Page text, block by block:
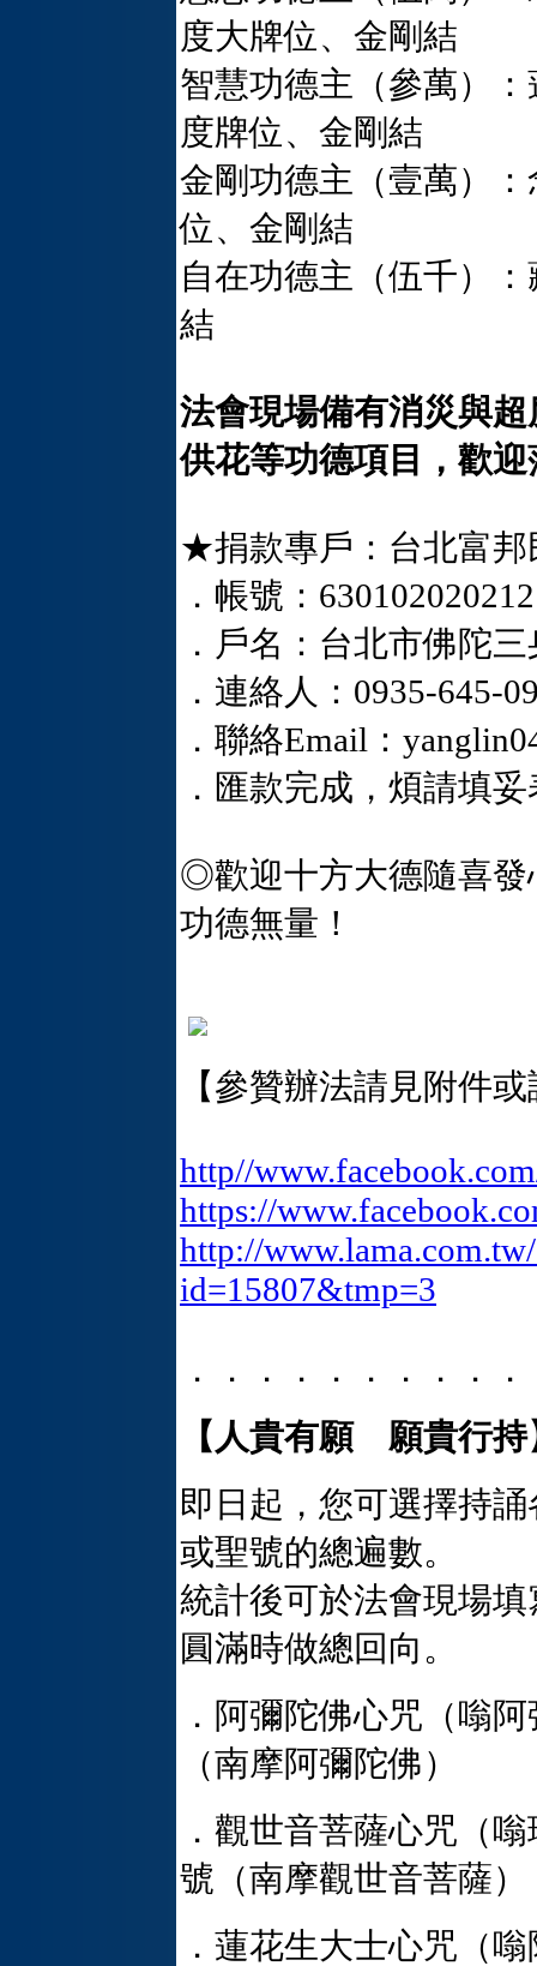
度大牌位、金剛結
智慧功德主（參萬）
度牌位、金剛結
金剛功德主（壹萬）
位、金剛結
自在功德主（伍千）
結
法會現場備有消災與
供花等功德項目，歡
★捐款專戶：台北富
．帳號：
．戶名：台北市佛陀
．連絡人：0935-645-
．聯絡Email：
．匯款完成，煩請填
◎歡迎十方大德隨喜發
功德無量！
【參贊辦法請見附件
http//
https://
http://
id=15807&tmp=3
．．．．．．．．．
【人貴有願 願貴行持
即日起，您可選擇持
或聖號的總遍數。
統計後可於法會現場填
圓滿時做總回向。
．阿彌陀佛心咒（嗡
（南摩阿彌陀佛）
．觀世音菩薩心咒（
號（南摩觀世音菩薩）
．蓮花生大士心咒（